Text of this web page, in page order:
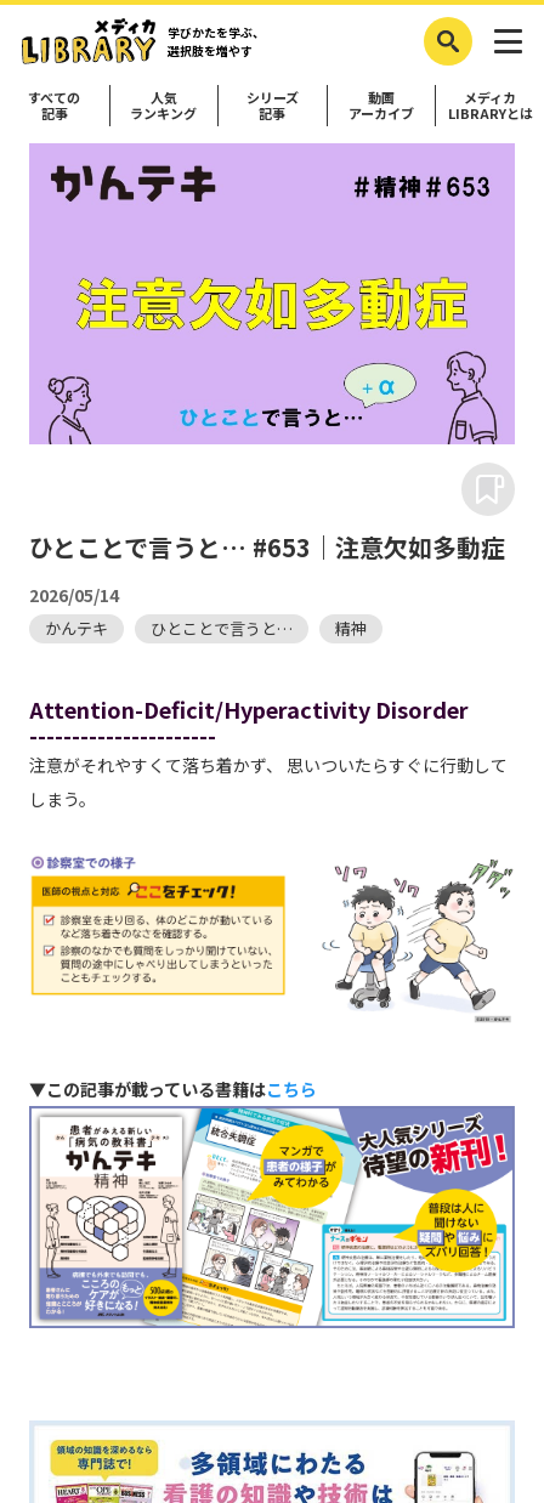
学びかたを学ぶ、
選択肢を増やす
すべての
記事
人気
ランキング
シリーズ
記事
動画
アーカイブ
メディカ
LIBRARYとは
ひとことで言うと… #653｜注意欠如多動症
2026/05/14
かんテキ ひとことで言うと… 精神
Attention-Deficit/Hyperactivity Disorder
----------------------
注意がそれやすくて落ち着かず、 思いついたらすぐに行動して
しまう。
▼この記事が載っている書籍はこちら